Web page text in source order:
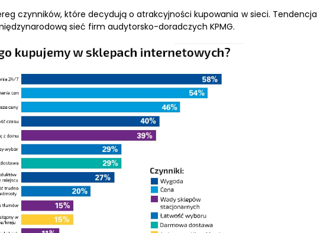
czynników, które decydują o atrakcyjności kupowania w sieci. Tendencja
sieć firm audytorsko-doradczych KPMG.